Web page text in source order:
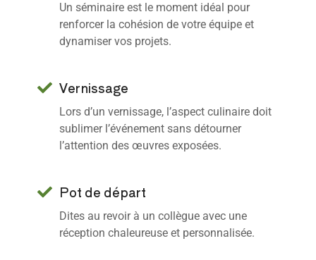
Un séminaire est le moment idéal pour
renforcer la cohésion de votre équipe et
dynamiser vos projets.
Vernissage
Lors d’un vernissage, l’aspect culinaire doit
sublimer l’événement sans détourner
l’attention des œuvres exposées.
Pot de départ
Dites au revoir à un collègue avec une
réception chaleureuse et personnalisée.